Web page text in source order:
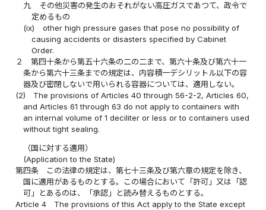
九
その他災害の発生のおそれがない高圧ガスであつて、政令で
定めるもの
(ix)
other high pressure gases that pose no possibility of
causing accidents or disasters specified by Cabinet
Order.
２
第四十条から第五十六条の二の二まで、第六十条及び第六十一
条から第六十三条までの規定は、内容積一デシリットル以下の容
器及び密閉しないで用いられる容器については、適用しない。
(2)
The provisions of Articles 40 through 56-2-2, Articles 60,
and Articles 61 through 63 do not apply to containers with
an internal volume of 1 deciliter or less or to containers used
without tight sealing.
（国に対する適用）
(Application to the State)
第四条
この法律の規定は、第七十三条及び第六章の規定を除き、
国に適用があるものとする。この場合において「許可」又は「認
可」とあるのは、「承認」と読み替えるものとする。
Article 4
The provisions of this Act apply to the State except